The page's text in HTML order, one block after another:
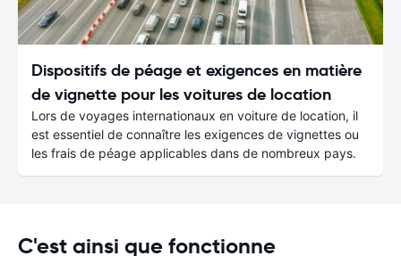
Dispositifs de péage et exigences en matière
de vignette pour les voitures de location
Lors de voyages internationaux en voiture de location, il
est essentiel de connaître les exigences de vignettes ou
les frais de péage applicables dans de nombreux pays.
C'est ainsi que fonctionne